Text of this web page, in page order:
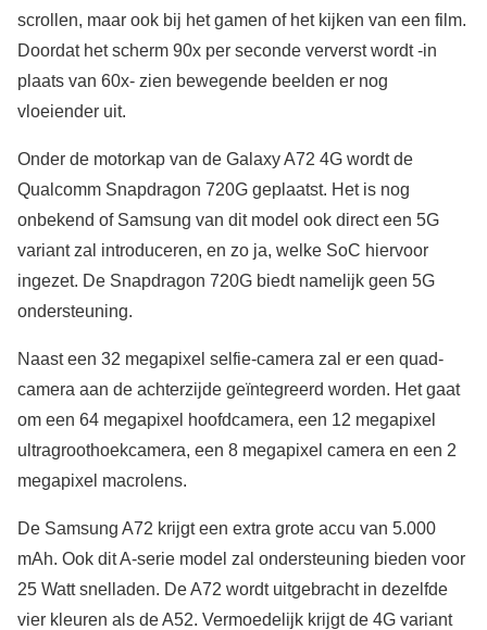
scrollen, maar ook bij het gamen of het kijken van een film.
Doordat het scherm 90x per seconde ververst wordt -in
plaats van 60x- zien bewegende beelden er nog
vloeiender uit.
Onder de motorkap van de Galaxy A72 4G wordt de
Qualcomm Snapdragon 720G geplaatst. Het is nog
onbekend of Samsung van dit model ook direct een 5G
variant zal introduceren, en zo ja, welke SoC hiervoor
ingezet. De Snapdragon 720G biedt namelijk geen 5G
ondersteuning.
Naast een 32 megapixel selfie-camera zal er een quad-
camera aan de achterzijde geïntegreerd worden. Het gaat
om een 64 megapixel hoofdcamera, een 12 megapixel
ultragroothoekcamera, een 8 megapixel camera en een 2
megapixel macrolens.
De Samsung A72 krijgt een extra grote accu van 5.000
mAh. Ook dit A-serie model zal ondersteuning bieden voor
25 Watt snelladen. De A72 wordt uitgebracht in dezelfde
vier kleuren als de A52. Vermoedelijk krijgt de 4G variant